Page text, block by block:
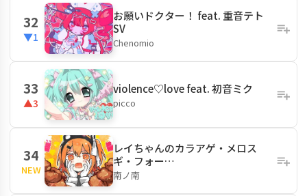
32
▼1
お願いドクター！ feat. 重音テト
SV
Chenomio
33
▲3
violence♡love feat. 初音ミク
picco
34
NEW
レイちゃんのカラアゲ・メロス
ギ・フォー…
南ノ南